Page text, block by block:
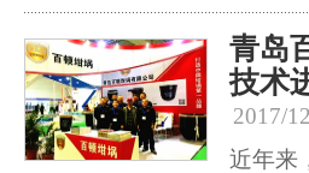
青岛
技术
2017/
近年来